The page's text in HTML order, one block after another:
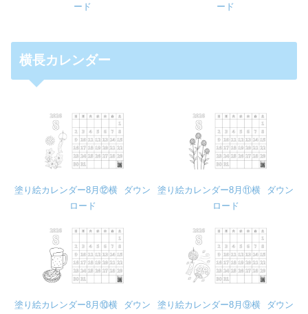
ード
ード
横長カレンダー
塗り絵カレンダー8月⑫横
ダウン
ロード
塗り絵カレンダー8月⑪横
ダウン
ロード
塗り絵カレンダー8月⑩横
ダウン
塗り絵カレンダー8月⑨横
ダウン